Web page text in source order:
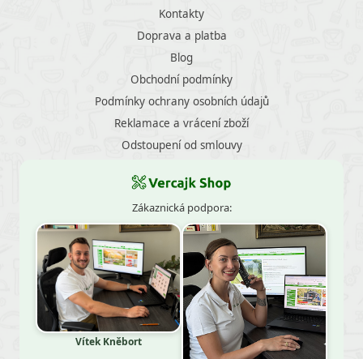
Kontakty
Doprava a platba
Blog
Obchodní podmínky
Podmínky ochrany osobních údajů
Reklamace a vrácení zboží
Odstoupení od smlouvy
Zákaznická podpora:
Vítek Kněbort